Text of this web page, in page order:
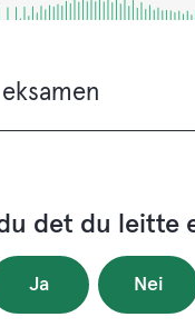
det du leitte
Ja Nei